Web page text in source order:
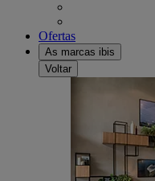
Ofertas
As marcas ibis
Voltar